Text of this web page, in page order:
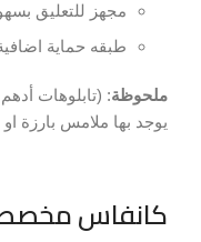
مجهز للتعليق
طبقه حماية
ملحوظة: (تابلوهات
يوجد بها ملامس بارزة
كانفاس مخصص